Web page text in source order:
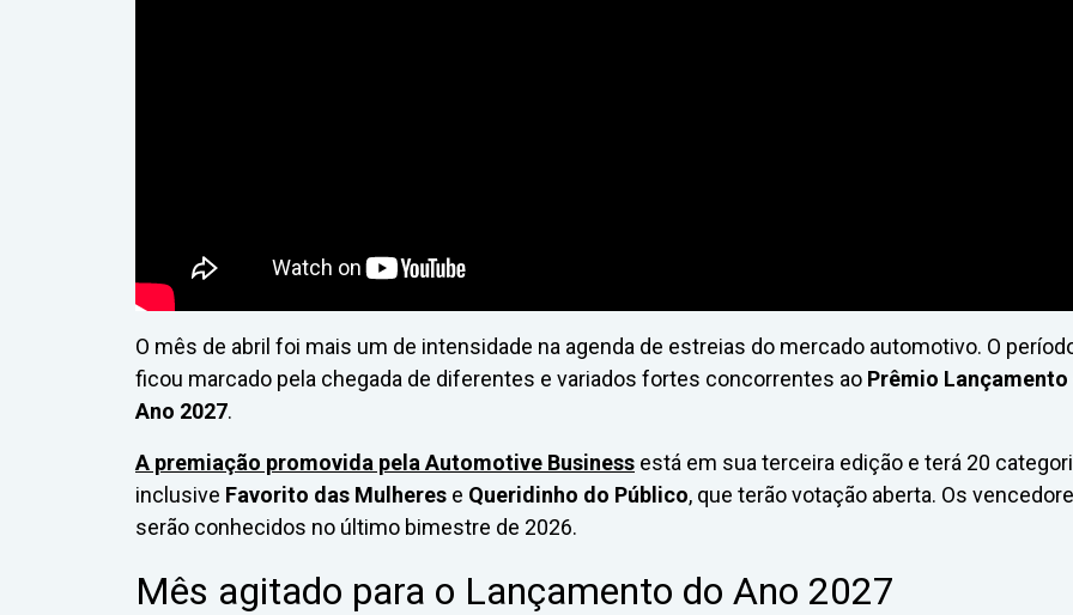
O mês de abril foi mais um de intensidade na agenda de estreias do mercado automotivo. O
ficou marcado pela chegada de diferentes e variados fortes concorrentes ao Prêmio Lançamento
Ano 2027.
A premiação promovida pela Automotive Business está em sua terceira edição e terá 20
inclusive Favorito das Mulheres e Queridinho do Público, que terão votação aberta. Os
serão conhecidos no último bimestre de 2026.
Mês agitado para o Lançamento do Ano 2027